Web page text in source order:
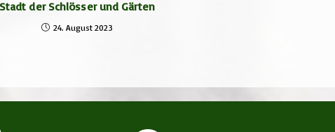
Stadt der Schlösser und Gärten
24. August 2023